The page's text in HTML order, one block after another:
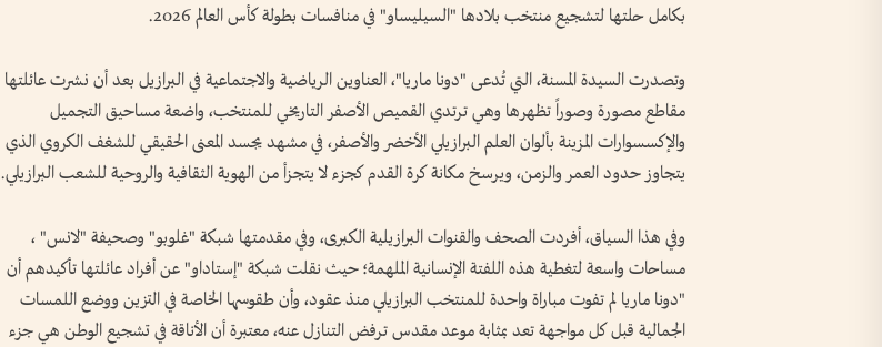
بكامل حلتها لتشجيع منتخب بلادها "السيليساو" في منافسات بطولة كأس العالم 2026.
وتصدرت السيدة المسنة، التي تُدعى "دونا ماريا"، العناوين الرياضية والاجتماعية في البرازيل بعد أن نشرت عائلتها
مقاطع مصورة وصوراً تظهرها وهي ترتدي القميص الأصفر التاريخي للمنتخب، واضعة مساحيق التجميل
والإكسسوارات المزينة بألوان العلم البرازيلي الأخضر والأصفر، في مشهد يجسد المعنى الحقيقي للشغف الكروي الذي
يتجاوز حدود العمر والزمن، ويرسخ مكانة كرة القدم كجزء لا يتجزأ من الهوية الثقافية والروحية للشعب البرازيلي.
وفي هذا السياق، أفردت الصحف والقنوات البرازيلية الكبرى، وفي مقدمتها شبكة "غلوبو" وصحيفة "لانس" ،
مساحات واسعة لتغطية هذه اللفتة الإنسانية الملهمة؛ حيث نقلت شبكة "إستاداو" عن أفراد عائلتها تأكيدهم أن
"دونا ماريا لم تفوت مباراة واحدة للمنتخب البرازيلي منذ عقود، وأن طقوسها الخاصة في التزين ووضع اللمسات
الجمالية قبل كل مواجهة تعد بمثابة موعد مقدس ترفض التنازل عنه، معتبرة أن الأناقة في تشجيع الوطن هي جزء